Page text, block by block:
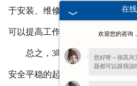
于安装、维修和更换设备等工作
可以提高工作效率，降低人力成
总之，3吨悬臂吊是一种功能
安全平稳的起重设备，对于提高
在
欢迎您的咨询
您好呀～很高兴
题都可以跟我说